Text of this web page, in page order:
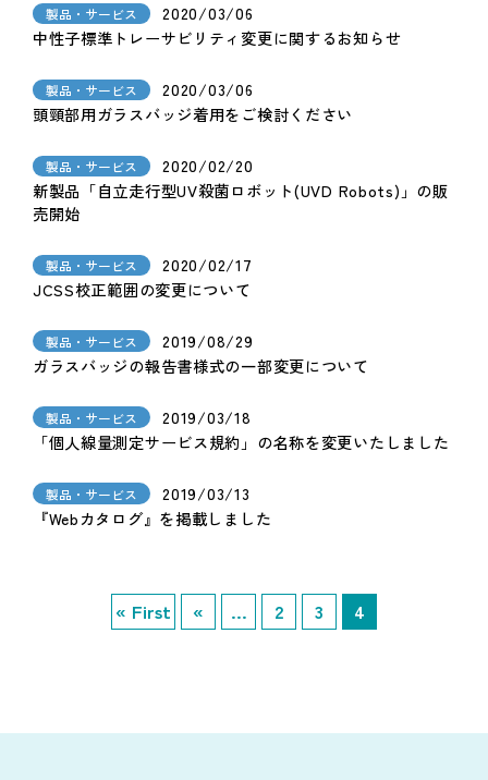
製品・サービス
2020/03/06
中性子標準トレーサビリティ変更に関するお知らせ
製品・サービス
2020/03/06
頭頸部用ガラスバッジ着用をご検討ください
製品・サービス
2020/02/20
新製品「自立走行型UV殺菌ロボット(UVD Robots)」の販
売開始
製品・サービス
2020/02/17
JCSS校正範囲の変更について
製品・サービス
2019/08/29
ガラスバッジの報告書様式の一部変更について
製品・サービス
2019/03/18
「個人線量測定サービス規約」の名称を変更いたしました
製品・サービス
2019/03/13
『Webカタログ』を掲載しました
« First « ... 2 3 4